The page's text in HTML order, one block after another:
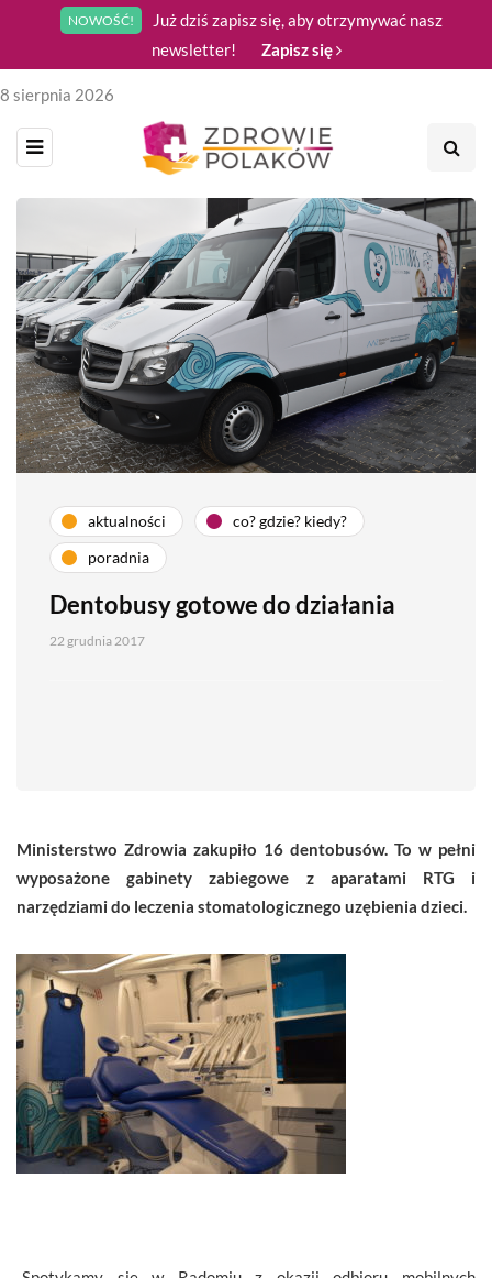
NOWOŚĆ!
Już dziś zapisz się, aby otrzymywać nasz
newsletter!
Zapisz się
8 sierpnia 2026
aktualności
co? gdzie? kiedy?
poradnia
Dentobusy gotowe do działania
22 grudnia 2017
Ministerstwo Zdrowia zakupiło 16 dentobusów. To w pełni
wyposażone gabinety zabiegowe z aparatami RTG i
narzędziami do leczenia stomatologicznego uzębienia dzieci.